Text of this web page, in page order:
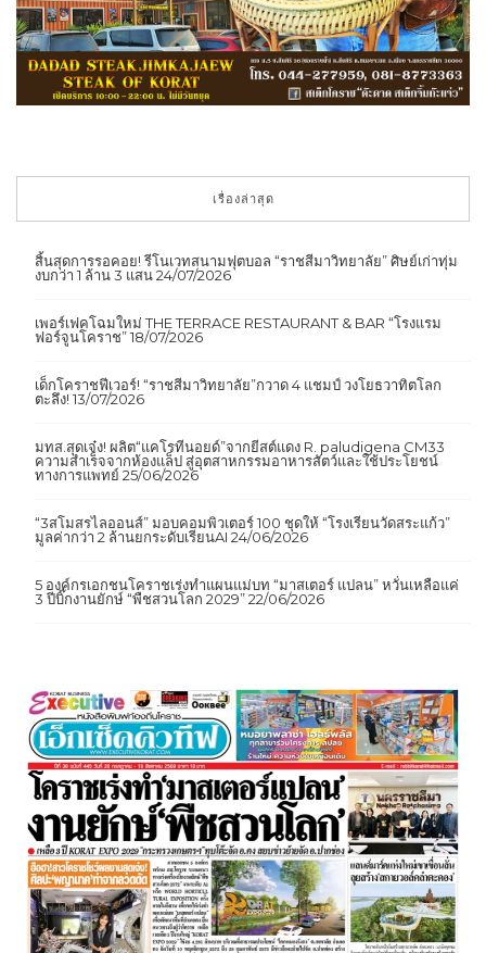
เรื่องล่าสุด
สิ้นสุดการรอคอย! รีโนเวทสนามฟุตบอล “ราชสีมาวิทยาลัย” ศิษย์เก่าทุ่ม
งบกว่า 1 ล้าน 3 แสน 24/07/2026
เพอร์เฟคโฉมใหม่ THE TERRACE RESTAURANT & BAR “โรงแรม
ฟอร์จูนโคราช” 18/07/2026
เด็กโคราชฟีเวอร์! “ราชสีมาวิทยาลัย”กวาด 4 แชมป์ วงโยธวาทิตโลก
ตะลึง! 13/07/2026
มทส.สุดเจ๋ง! ผลิต“แคโรทีนอยด์”จากยีสต์แดง R. paludigena CM33
ความสำเร็จจากห้องแล็ป สู่อุตสาหกรรมอาหารสัตว์และใช้ประโยชน์
ทางการแพทย์ 25/06/2026
“3สโมสรไลออนส์” มอบคอมพิวเตอร์ 100 ชุดให้ “โรงเรียนวัดสระแก้ว”
มูลค่ากว่า 2 ล้านยกระดับเรียนAI 24/06/2026
5 องค์กรเอกชนโคราชเร่งทำแผนแม่บท “มาสเตอร์ แปลน” หวั่นเหลือแค่
3 ปีบิ๊กงานยักษ์ “พืชสวนโลก 2029” 22/06/2026